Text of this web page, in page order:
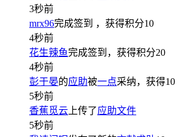
3秒前
mrx96完成签到 ，获得积分10
4秒前
花生辣鱼完成签到，获得积分20
4秒前
彭于晏的应助被一点采纳，获得10
5秒前
香蕉觅云 上传了应助文件
5秒前